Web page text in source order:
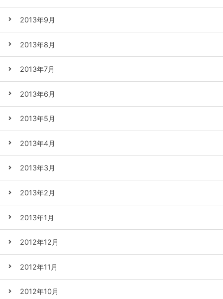
2013年9月
2013年8月
2013年7月
2013年6月
2013年5月
2013年4月
2013年3月
2013年2月
2013年1月
2012年12月
2012年11月
2012年10月